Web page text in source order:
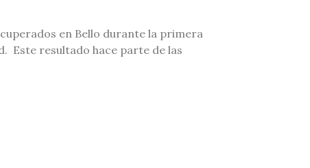
en Bello durante la primera
Este resultado hace parte de las